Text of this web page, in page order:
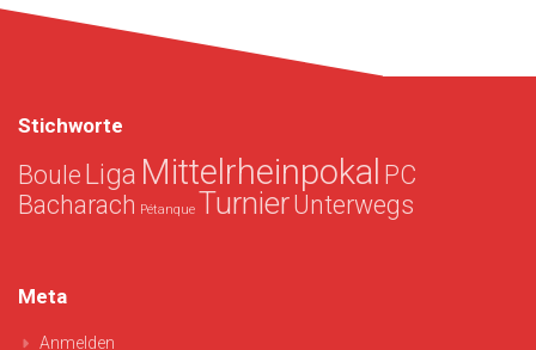
Stichworte
Boule Liga Mittelrheinpokal PC
Bacharach Pétanque TurnierUnterwegs
Meta
Anmelden